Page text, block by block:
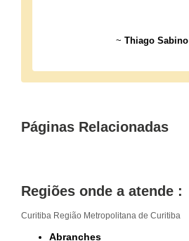
~ Thiago Sabino
Páginas Relacionadas
Regiões onde a atende :
Curitiba Região Metropolitana de Curitiba
Abranches